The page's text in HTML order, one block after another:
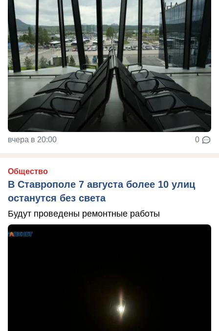
вчера в 20:00 0
Общество
В Ставрополе 7 августа более 10 улиц
останутся без света
Будут проведены ремонтные работы